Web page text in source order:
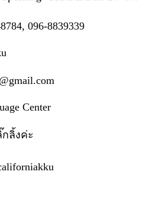
096-8839339
Center
ลิ้งค่ะ